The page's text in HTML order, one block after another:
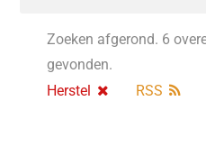
Zoeken afgerond. 6
gevonden.
Herstel
RSS